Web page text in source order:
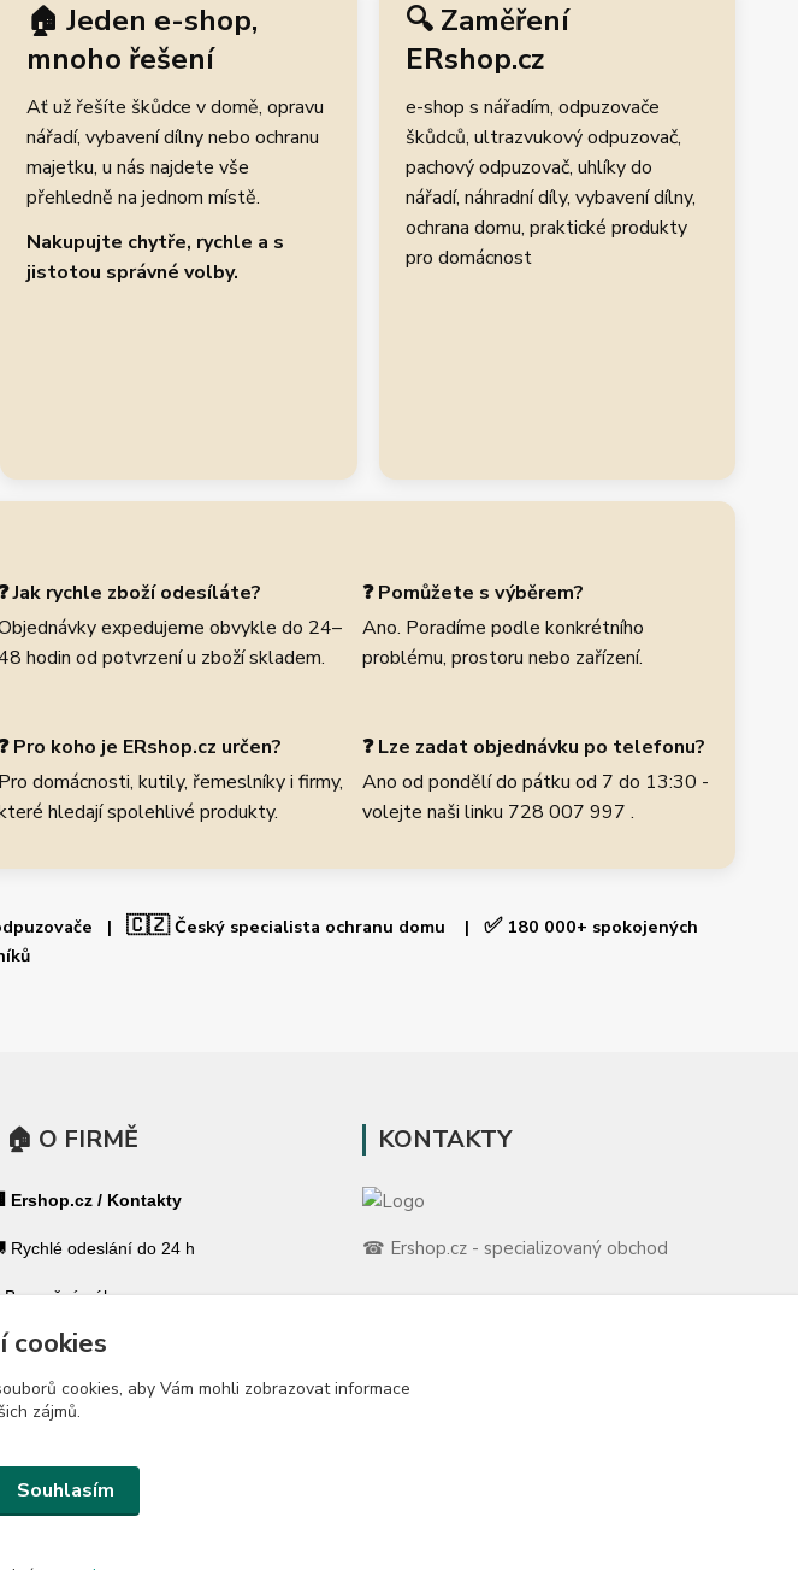
🏠 Jeden e-shop,
mnoho řešení
Ať už řešíte škůdce v domě, opravu
nářadí, vybavení dílny nebo ochranu
majetku, u nás najdete vše
přehledně na jednom místě.
Nakupujte chytře, rychle a s
jistotou správné volby.
🔍 Zaměření
ERshop.cz
e-shop s nářadím, odpuzovače
škůdců, ultrazvukový odpuzovač,
pachový odpuzovač, uhlíky do
nářadí, náhradní díly, vybavení dílny,
ochrana domu, praktické produkty
pro domácnost
Jak rychle zboží odesíláte?
expedujeme obvykle do 24–
hodin od potvrzení u zboží skladem.
❓ Pomůžete s výběrem?
Ano. Poradíme podle konkrétního
problému, prostoru nebo zařízení.
Pro koho je ERshop.cz určen?
Pro domácnosti, kutily, řemeslníky i firmy,
hledají spolehlivé produkty.
❓ Lze zadat objednávku po telefonu?
Ano od pondělí do pátku od 7 do 13:30 -
volejte naši linku 728 007 997 .
| 🇨🇿Český specialista ochranu domu | ✅180 000+ spokojených
🏠 O FIRMĚ
Ershop.cz / Kontakty
Rychlé odeslání do 24 h
Bezpečný nákup
180 000+ spokojených zákazníků
Český specialista pro váš dům
KONTAKTY
☎ Ershop.cz - specializovaný obchod
cookies
cookies, aby Vám mohli zobrazovat informace
zájmů.
Souhlasím